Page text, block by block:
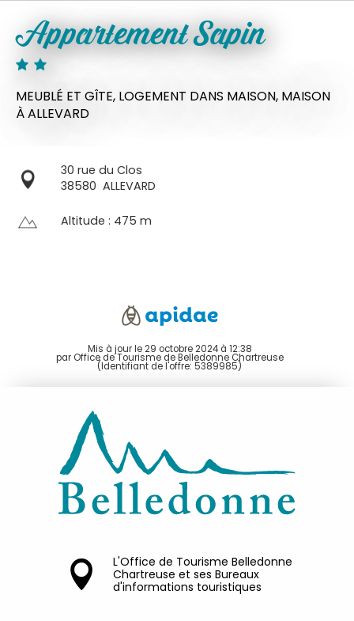
Appartement Sapin
MEUBLÉ ET GÎTE, LOGEMENT DANS MAISON, MAISON
À ALLEVARD
30 rue du Clos
38580 ALLEVARD
Altitude : 475 m
Mis à jour le 29 octobre 2024 à 12:38
par Office de Tourisme de Belledonne Chartreuse
(Identifiant de l'offre: 5389985)
L'Office de Tourisme Belledonne
Chartreuse et ses Bureaux
d'informations touristiques